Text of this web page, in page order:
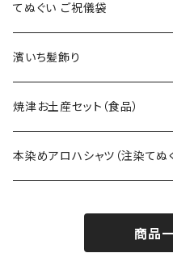
てぬぐい ご祝儀袋
濱いち髪飾り
焼津お土産セット（食品）
本染めアロハシャツ（注染てぬ
商品